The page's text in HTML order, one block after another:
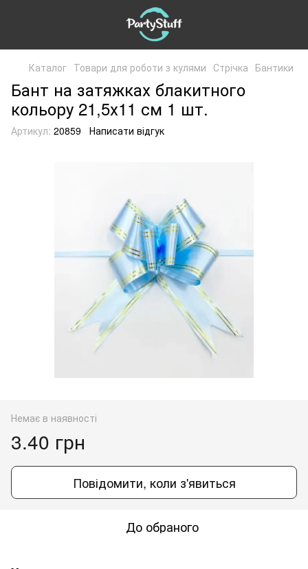
Каталог Товари для роботи з кулями Стрічка Бантики
Бант на затяжках блакитного
кольору 21,5х11 см 1 шт.
Артикул: 20859 Написати відгук
Немає в наявності
3.40 грн
Повідомити, коли з'явиться
До обраного